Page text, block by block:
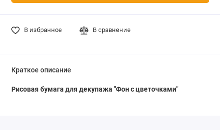
В избранное В сравнение
Краткое описание
Рисовая бумага для декупажа "Фон с цветочками"